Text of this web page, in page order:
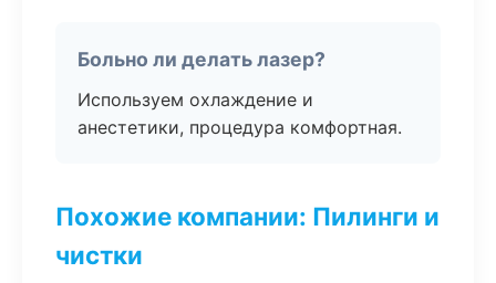
Больно ли делать лазер?
Используем охлаждение и
анестетики, процедура комфортная.
Похожие компании: Пилинги и
чистки